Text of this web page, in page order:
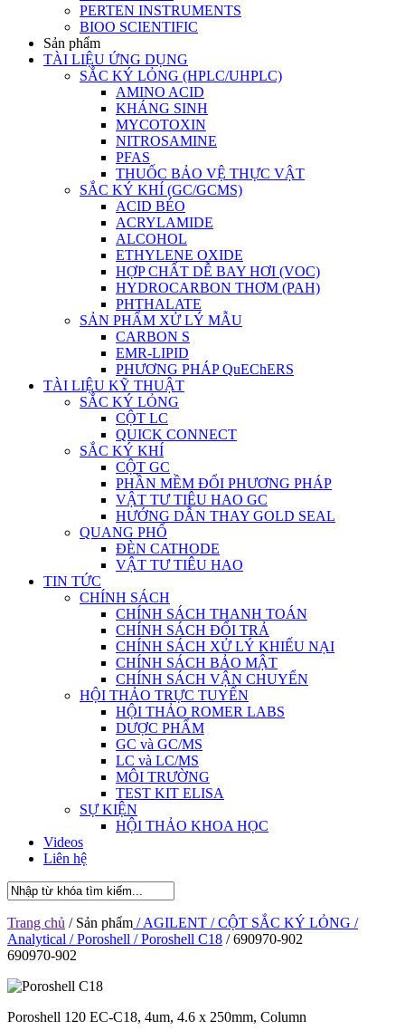
PERTEN INSTRUMENTS
BIOO SCIENTIFIC
Sản phẩm
TÀI LIỆU ỨNG DỤNG
SẮC KÝ LỎNG (HPLC/UHPLC)
AMINO ACID
KHÁNG SINH
MYCOTOXIN
NITROSAMINE
PFAS
THUỐC BẢO VỆ THỰC VẬT
SẮC KÝ KHÍ (GC/GCMS)
ACID BÉO
ACRYLAMIDE
ALCOHOL
ETHYLENE OXIDE
HỢP CHẤT DỄ BAY HƠI (VOC)
HYDROCARBON THƠM (PAH)
PHTHALATE
SẢN PHẨM XỬ LÝ MẪU
CARBON S
EMR-LIPID
PHƯƠNG PHÁP QuEChERS
TÀI LIỆU KỸ THUẬT
SẮC KÝ LỎNG
CỘT LC
QUICK CONNECT
SẮC KÝ KHÍ
CỘT GC
PHẦN MỀM ĐỔI PHƯƠNG PHÁP
VẬT TƯ TIÊU HAO GC
HƯỚNG DẪN THAY GOLD SEAL
QUANG PHỔ
ĐÈN CATHODE
VẬT TƯ TIÊU HAO
TIN TỨC
CHÍNH SÁCH
CHÍNH SÁCH THANH TOÁN
CHÍNH SÁCH ĐỔI TRẢ
CHÍNH SÁCH XỬ LÝ KHIẾU NẠI
CHÍNH SÁCH BẢO MẬT
CHÍNH SÁCH VẬN CHUYỂN
HỘI THẢO TRỰC TUYẾN
HỘI THẢO ROMER LABS
DƯỢC PHẨM
GC và GC/MS
LC và LC/MS
MÔI TRƯỜNG
TEST KIT ELISA
SỰ KIỆN
HỘI THẢO KHOA HỌC
Videos
Liên hệ
Trang chủ / Sản phẩm / AGILENT / CỘT SẮC KÝ LỎNG /
Analytical / Poroshell / Poroshell C18 / 690970-902
690970-902
Poroshell 120 EC-C18, 4um, 4.6 x 250mm, Column